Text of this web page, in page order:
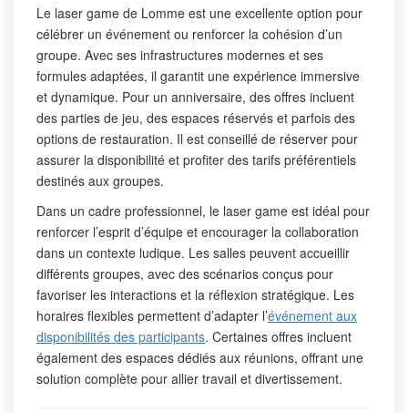
Le laser game de Lomme est une excellente option pour
célébrer un événement ou renforcer la cohésion d’un
groupe. Avec ses infrastructures modernes et ses
formules adaptées, il garantit une expérience immersive
et dynamique. Pour un anniversaire, des offres incluent
des parties de jeu, des espaces réservés et parfois des
options de restauration. Il est conseillé de réserver pour
assurer la disponibilité et profiter des tarifs préférentiels
destinés aux groupes.
Dans un cadre professionnel, le laser game est idéal pour
renforcer l’esprit d’équipe et encourager la collaboration
dans un contexte ludique. Les salles peuvent accueillir
différents groupes, avec des scénarios conçus pour
favoriser les interactions et la réflexion stratégique. Les
horaires flexibles permettent d’adapter l’événement aux
disponibilités des participants. Certaines offres incluent
également des espaces dédiés aux réunions, offrant une
solution complète pour allier travail et divertissement.